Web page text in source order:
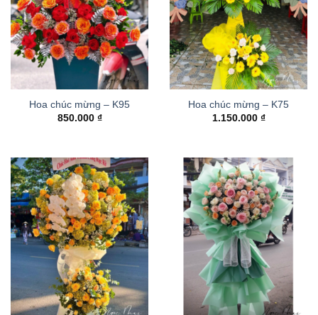
Hoa chúc mừng – K95
850.000 ₫
Hoa chúc mừng – K75
1.150.000 ₫